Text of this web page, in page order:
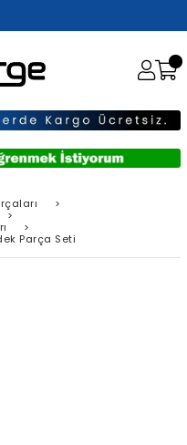
>
>
>
Parça Seti